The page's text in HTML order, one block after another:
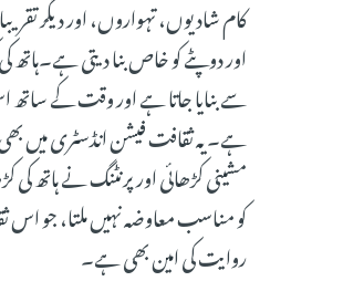
کام شادیوں، تہواروں، اور دیگر
اور دوپٹے کو خاص بنا دیتی ہے۔ہاتھ
سے بنایا جاتا ہے اور وقت کے ساتھ
ہے۔ یہ ثقافت فیشن انڈسٹری میں
مشینی کڑھائی اور پرنٹنگ نے ہاتھ
کو مناسب معاوضہ نہیں ملتا، جو اس
روایت کی امین بھی ہے۔